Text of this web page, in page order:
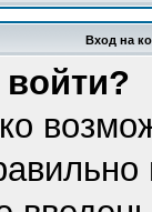
Вход на